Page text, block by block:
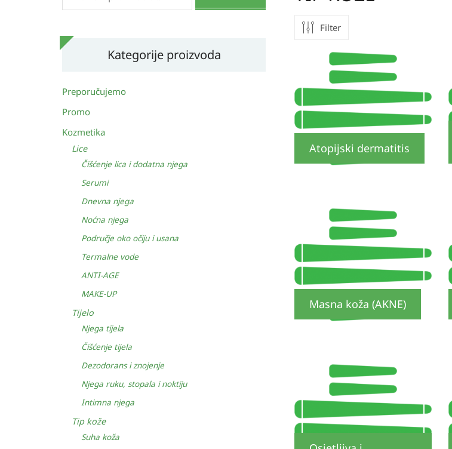
Filter
Atopijski dermatitis
Masna koža (AKNE)
Kategorije proizvoda
Preporučujemo
Promo
Kozmetika
Lice
Čišćenje lica i dodatna njega
Serumi
Dnevna njega
Noćna njega
Područje oko očiju i usana
Termalne vode
ANTI-AGE
MAKE-UP
Tijelo
Njega tijela
Čišćenje tijela
Dezodorans i znojenje
Njega ruku, stopala i noktiju
Intimna njega
Tip kože
Suha koža